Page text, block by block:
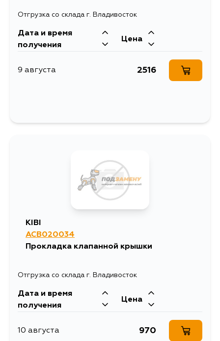
Отгрузка со склада г. Владивосток
Дата и время
получения
Цена
9 августа 2516
KIBI
ACB020034
Прокладка клапанной крышки
Отгрузка со склада г. Владивосток
Дата и время
получения
Цена
10 августа 970